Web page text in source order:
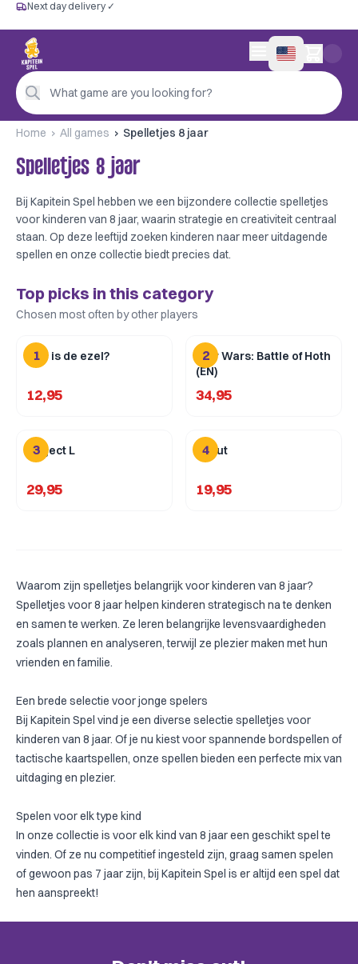
Free from €60
Next day delivery ✓
Personal advice
4,9/5 —
Next day delivery ✓
What game are you looking for?
0 items in cart
Home All games Spelletjes 8 jaar
Spelletjes 8 jaar
Bij Kapitein Spel hebben we een bijzondere collectie spelletjes
voor kinderen van 8 jaar, waarin strategie en creativiteit centraal
staan. Op deze leeftijd zoeken kinderen naar meer uitdagende
spellen en onze collectie biedt precies dat.
Top picks in this category
Chosen most often by other players
1
Wie is de ezel?
12,95
2
Star Wars: Battle of Hoth
(EN)
34,95
3
Project L
29,95
4
Scout
19,95
Waarom zijn spelletjes belangrijk voor kinderen van 8 jaar?
Spelletjes voor 8 jaar helpen kinderen strategisch na te denken
en samen te werken. Ze leren belangrijke levensvaardigheden
zoals plannen en analyseren, terwijl ze plezier maken met hun
vrienden en familie.
Een brede selectie voor jonge spelers
Bij Kapitein Spel vind je een diverse selectie spelletjes voor
kinderen van 8 jaar. Of je nu kiest voor spannende bordspellen of
tactische kaartspellen, onze spellen bieden een perfecte mix van
uitdaging en plezier.
Spelen voor elk type kind
In onze collectie is voor elk kind van 8 jaar een geschikt spel te
vinden. Of ze nu competitief ingesteld zijn, graag samen spelen
ofgewoon pas 7 jaar zijn, bij Kapitein Spel is er altijd een spel dat
hen aanspreekt!